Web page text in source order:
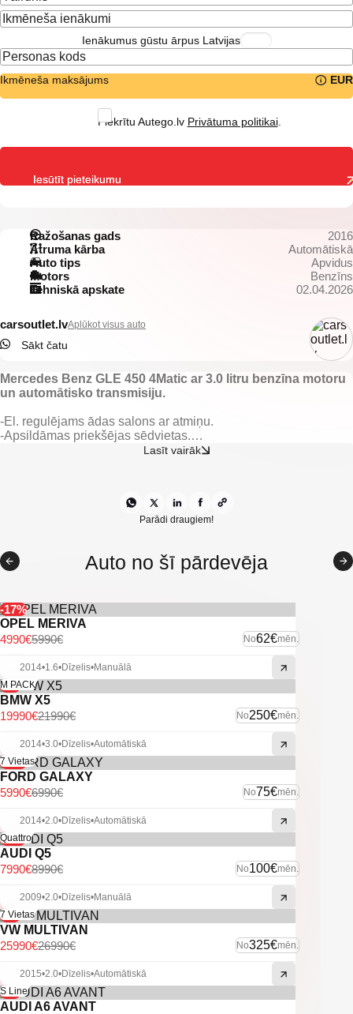
Ienākumus gūstu ārpus Latvijas
Ikmēneša maksājums EUR
Piekrītu Autego.lv Privātuma politikai.
Ražošanas gads
2016
Ātruma kārba
Automātiskā
Auto tips
Apvidus
Motors
Benzīns
Tehniskā apskate
02.04.2026
carsoutlet.lvAplūkot visus auto
Sākt čatu
Mercedes Benz GLE 450 4Matic ar 3.0 litru benzīna motoru
un automātisko transmisiju.
-El. regulējams ādas salons ar atmiņu.
-Apsildāmas priekšējas sēdvietas.
-BANG & OLUFSEN Audio sistēma.
-Navigācija.
-Klimatkontrole.
-El. regulējama, multifunkcionāla stūre.
-Priekšējie parkošanās sensori.
-Aizmugurējie parkošanas sensori.
-Atpakaļskata kamera.
-Aklo zonu asistents.
-Start/Stop.
-U.C. ekstras.
Lasīt vairāk
Parādi draugiem!
Auto no šī pārdevēja
-17%
OPEL MERIVA
No62€mēn.
5990€
4990€
2014•1.6•Dīzelis•Manuālā
-9%
M PACK
BMW X5
No250€mēn.
21990€
19990€
2014•3.0•Dīzelis•Automātiskā
-14%
7 Vietas
FORD GALAXY
No75€mēn.
6990€
5990€
2014•2.0•Dīzelis•Automātiskā
-11%
Quattro
AUDI Q5
No100€mēn.
8990€
7990€
2009•2.0•Dīzelis•Manuālā
-4%
7 Vietas
VW MULTIVAN
No325€mēn.
26990€
25990€
2015•2.0•Dīzelis•Automātiskā
-6%
S Line
AUDI A6 AVANT